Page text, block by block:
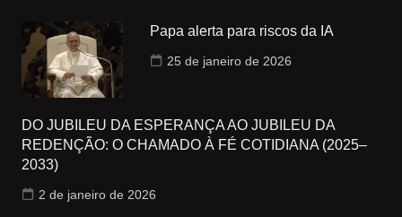
Papa alerta para riscos da IA
25 de janeiro de 2026
DO JUBILEU DA ESPERANÇA AO JUBILEU DA
REDENÇÃO: O CHAMADO À FÉ COTIDIANA (2025–
2033)
2 de janeiro de 2026